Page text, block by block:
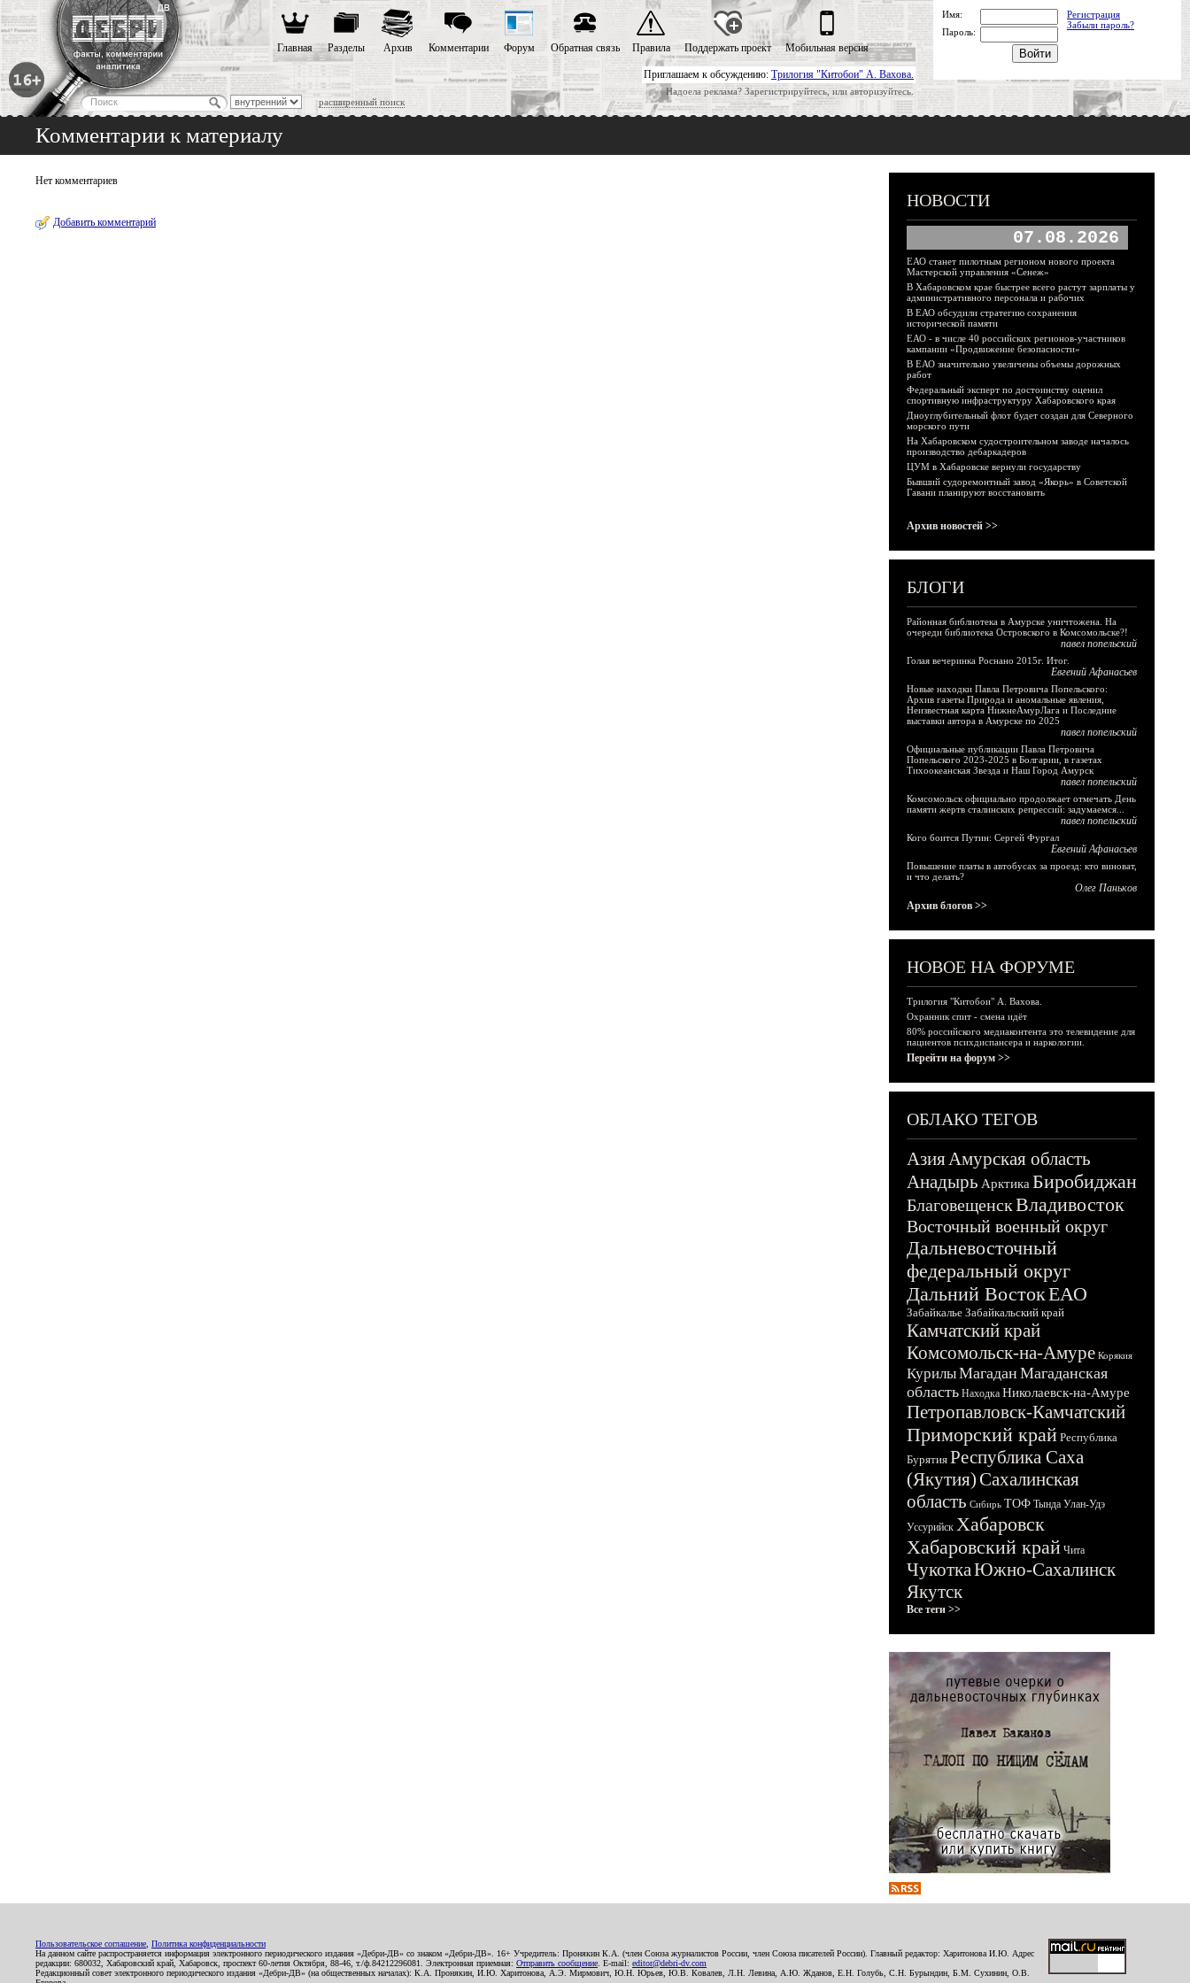
Приглашаем к обсуждению: Трилогия "Китобои" А. Вахова.
Надоела реклама? Зарегистрируйтесь, или авторизуйтесь.
расширенный поиск
Главная Разделы Архив Комментарии Форум Обратная связь Правила Поддержать проект Мобильная версия
Имя:
Регистрация
Забыли пароль?
Пароль:
Комментарии к материалу
Нет комментариев
Добавить комментарий
НОВОСТИ
07.08.2026
ЕАО станет пилотным регионом нового проекта
Мастерской управления «Сенеж»
В Хабаровском крае быстрее всего растут зарплаты у
административного персонала и рабочих
В ЕАО обсудили стратегию сохранения
исторической памяти
ЕАО - в числе 40 российских регионов-участников
кампании «Продвижение безопасности»
В ЕАО значительно увеличены объемы дорожных
работ
Федеральный эксперт по достоинству оценил
спортивную инфраструктуру Хабаровского края
Дноуглубительный флот будет создан для Северного
морского пути
На Хабаровском судостроительном заводе началось
производство дебаркадеров
ЦУМ в Хабаровске вернули государству
Бывший судоремонтный завод «Якорь» в Советской
Гавани планируют восстановить
Архив новостей >>
БЛОГИ
Районная библиотека в Амурске уничтожена. На
очереди библиотека Островского в Комсомольске?!
павел попельский
Голая вечеринка Роснано 2015г. Итог.
Евгений Афанасьев
Новые находки Павла Петровича Попельского:
Архив газеты Природа и аномальные явления,
Неизвестная карта НижнеАмурЛага и Последние
выставки автора в Амурске по 2025
павел попельский
Официальные публикации Павла Петровича
Попельского 2023-2025 в Болгарии, в газетах
Тихоокеанская Звезда и Наш Город Амурск
павел попельский
Комсомольск официально продолжает отмечать День
памяти жертв сталинских репрессий: задумаемся...
павел попельский
Кого боится Путин: Сергей Фургал
Евгений Афанасьев
Повышение платы в автобусах за проезд: кто виноват,
и что делать?
Олег Паньков
Архив блогов >>
НОВОЕ НА ФОРУМЕ
Трилогия "Китобои" А. Вахова.
Охранник спит - смена идёт
80% российского медиаконтента это телевидение для
пациентов психдиспансера и наркологии.
Перейти на форум >>
ОБЛАКО ТЕГОВ
АзияАмурская область
Анадырь Арктика Биробиджан
БлаговещенскВладивосток
Восточный военный округ
Дальневосточный
федеральный округ
Дальний ВостокЕАО
Забайкалье Забайкальский край
Камчатский край
Комсомольск-на-Амуре Корякия
КурилыМагадан Магаданская
область Находка Николаевск-на-Амуре
Петропавловск-Камчатский
Приморский край Республика
Бурятия Республика Саха
(Якутия)Сахалинская
область Сибирь ТОФ Тында Улан-Удэ
Уссурийск Хабаровск
Хабаровский край Чита
ЧукоткаЮжно-Сахалинск
Якутск
Все теги >>
Пользовательское соглашение Политика конфиденциальности
На данном сайте распространяется информация электронного периодического издания «Дебри-ДВ» со знаком «Дебри-ДВ». 16+ Учредитель: Пронякин К.А. (член Союза журналистов России, член Союза писателей России). Главный редактор: Харитонова И.Ю. Адрес
редакции: 680032, Хабаровский край, Хабаровск, проспект 60-летия Октября, 88-46, т./ф.84212296081. Электронная приемная: Отправить сообщение . E-mail: editor@debri-dv.com
Редакционный совет электронного периодического издания «Дебри-ДВ» (на общественных началах): К.А. Пронякин, И.Ю. Харитонова, А.Э. Мирмович, Ю.Н. Юрьев, Ю.В. Ковалев, Л.Н. Левина, А.Ю. Жданов, Е.Н. Голубь, С.Н. Бурындин, Б.М. Сухинин, О.В.